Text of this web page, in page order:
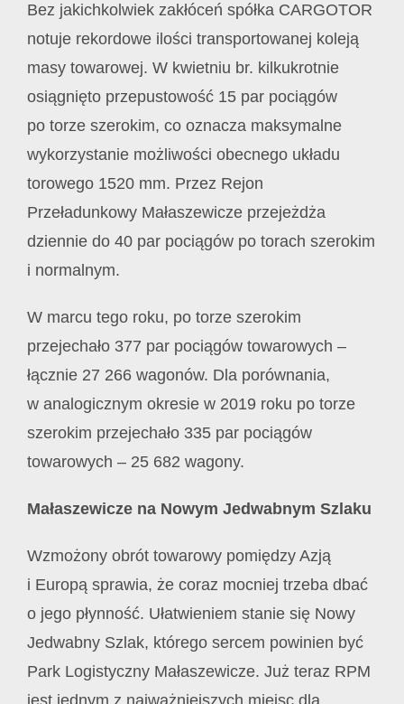
Bez jakichkolwiek zakłóceń spółka CARGOTOR
notuje rekordowe ilości transportowanej koleją
masy towarowej. W kwietniu br. kilkukrotnie
osiągnięto przepustowość 15 par pociągów
po torze szerokim, co oznacza maksymalne
wykorzystanie możliwości obecnego układu
torowego 1520 mm. Przez Rejon
Przeładunkowy Małaszewicze przejeżdża
dziennie do 40 par pociągów po torach szerokim
i normalnym.
W marcu tego roku, po torze szerokim
przejechało 377 par pociągów towarowych –
łącznie 27 266 wagonów. Dla porównania,
w analogicznym okresie w 2019 roku po torze
szerokim przejechało 335 par pociągów
towarowych – 25 682 wagony.
Małaszewicze na Nowym Jedwabnym Szlaku
Wzmożony obrót towarowy pomiędzy Azją
i Europą sprawia, że coraz mocniej trzeba dbać
o jego płynność. Ułatwieniem stanie się Nowy
Jedwabny Szlak, którego sercem powinien być
Park Logistyczny Małaszewicze. Już teraz RPM